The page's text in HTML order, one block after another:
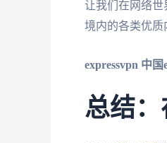
让我们在网络世
境内的各类优质
expressvpn 中国
总结